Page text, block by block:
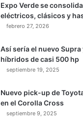
Expo Verde se
eléctricos, clásicos y
febrero 27, 2026
Así sería el nuevo
híbridos de casi 500 hp
septiembre 19, 2025
Nuevo pick-up de
en el Corolla Cross
septiembre 9, 2025